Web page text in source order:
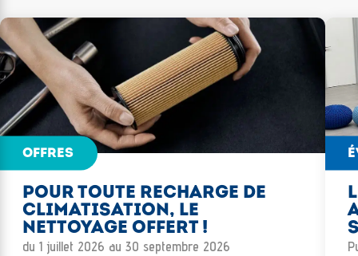
OFFRES
POUR TOUTE RECHARGE DE
CLIMATISATION, LE
NETTOYAGE OFFERT !
du 1 juillet 2026 au 30 septembre 2026